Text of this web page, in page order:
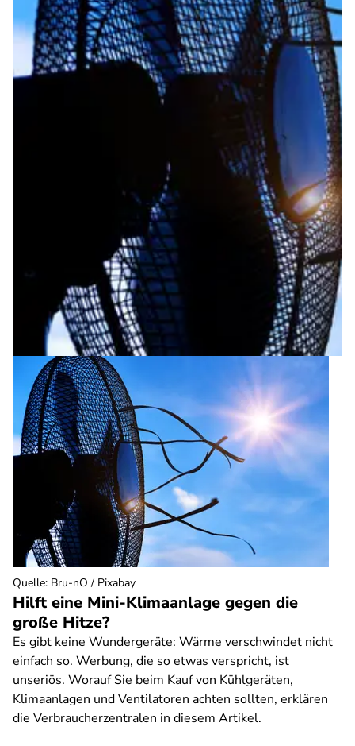
Hilft eine Mini-Klimaanlage gegen die
große Hitze?
Es gibt keine Wundergeräte: Wärme verschwindet nicht
einfach so. Werbung, die so etwas verspricht, ist
unseriös. Worauf Sie beim Kauf von Kühlgeräten,
Klimaanlagen und Ventilatoren achten sollten, erklären
die Verbraucherzentralen in diesem Artikel.
Quelle: Bru-nO / Pixabay